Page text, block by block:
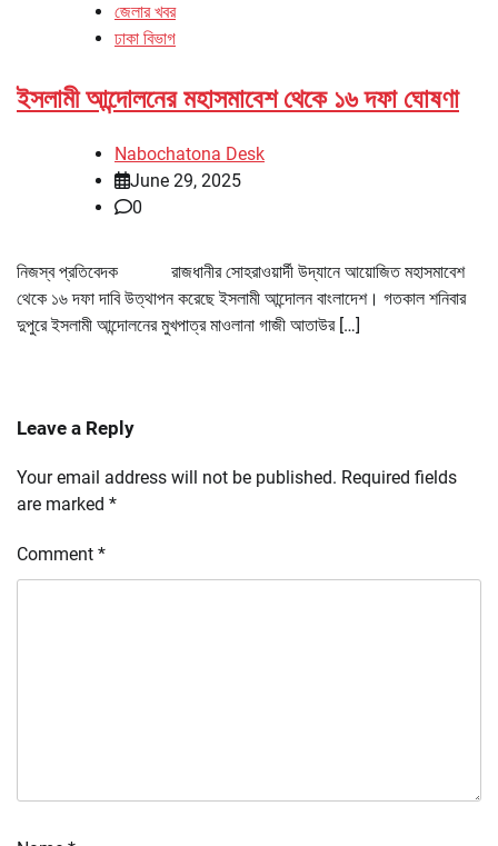
জেলার খবর
ঢাকা বিভাগ
ইসলামী আন্দোলনের মহাসমাবেশ থেকে ১৬ দফা ঘোষণা
Nabochatona Desk
June 29, 2025
0
নিজস্ব প্রতিবেদক রাজধানীর সোহরাওয়ার্দী উদ্যানে আয়োজিত মহাসমাবেশ
থেকে ১৬ দফা দাবি উত্থাপন করেছে ইসলামী আন্দোলন বাংলাদেশ। গতকাল শনিবার
দুপুরে ইসলামী আন্দোলনের মুখপাত্র মাওলানা গাজী আতাউর […]
Leave a Reply
Your email address will not be published. Required fields
are marked *
Comment *